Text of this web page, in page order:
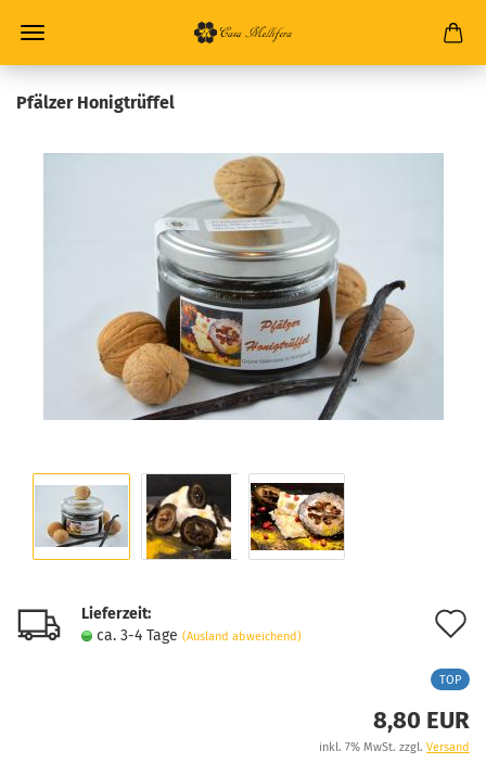
Pfäl­zer Ho­nigtrüf­fel
Lieferzeit:
ca. 3-4 Tage (Ausland abweichend)
TOP
8,80 EUR
inkl. 7% MwSt. zzgl. Versand